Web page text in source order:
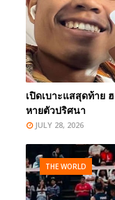
เปิดเบาะแสสุดท้าย
หายตัวปริศนา
JULY 28, 2026
THE WORLD